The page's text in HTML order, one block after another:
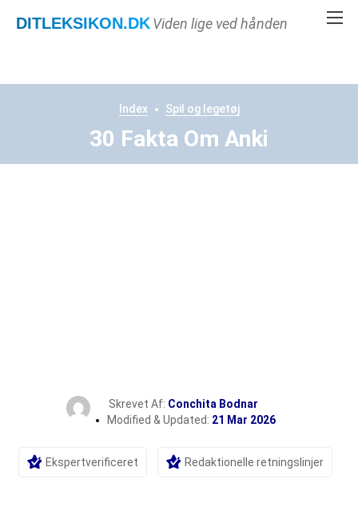
DITLEKSIKON.DKViden lige ved hånden
Index Spil og legetøj
30 Fakta Om Anki
Skrevet Af: Conchita Bodnar
Modified & Updated: 21 Mar 2026
Ekspertverificeret Redaktionelle retningslinjer